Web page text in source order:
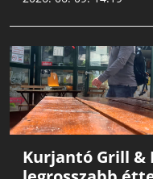
Kurjantó Grill &